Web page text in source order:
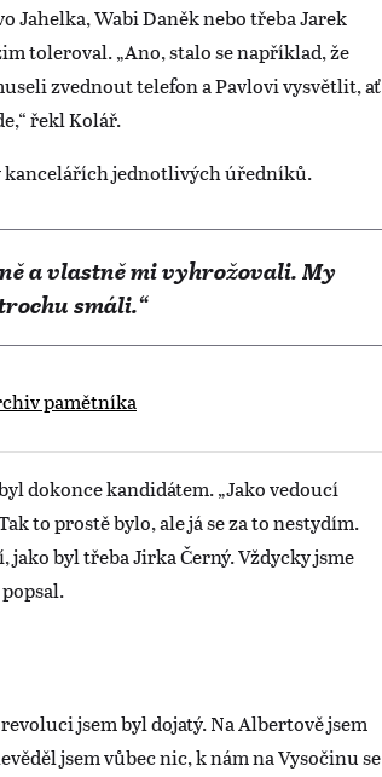
Wabi Daněk nebo třeba Jarek
toleroval. „Ano, stalo se například, že
zvednout telefon a Pavlovi vysvětlit, ať
řekl Kolář.
jednotlivých úředníků.
a vlastně mi vyhrožovali. My
smáli.“
dokonce kandidátem. „Jako vedoucí
to prostě bylo, ale já se za to nestydím.
byl třeba Jirka Černý. Vždycky jsme
jsem byl dojatý. Na Albertově jsem
jsem vůbec nic, k nám na Vysočinu se